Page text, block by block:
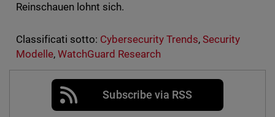
Reinschauen lohnt sich.
Classificati sotto: Cybersecurity Trends,Security
Modelle, WatchGuard Research
Subscribe via RSS